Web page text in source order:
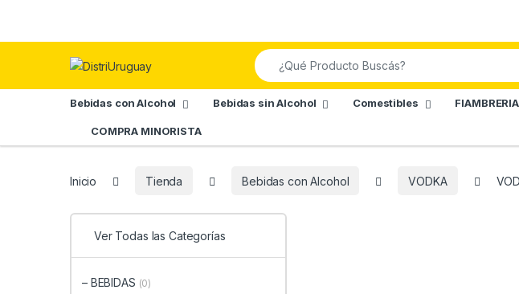
Search for:
Bebidas con Alcohol Bebidas sin Alcohol Comestibles FIAMBRERIA
COMPRA MINORISTA
Inicio Tienda Bebidas con Alcohol VODKA
Ver Todas las Categorías
– BEBIDAS (0)